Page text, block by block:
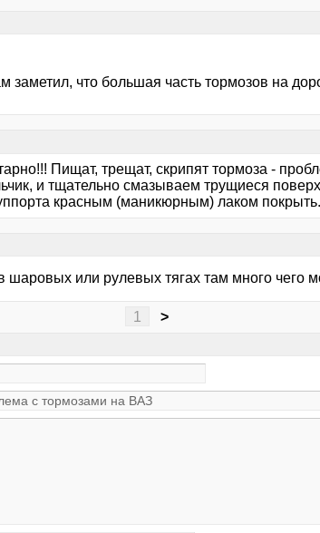
заметил, что большая часть тормозов на
Пищат, трещат, скрипят тормоза -
и тщательно смазываем трущиеся
красным (маникюрным) лаком
или рулевых тягах там много чего
1 >